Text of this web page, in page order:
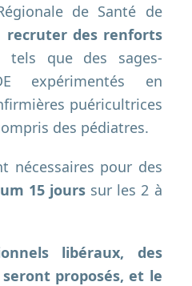
de Santé de
recruter des renforts
tels que des sages-
expérimentés en
puéricultrices
des pédiatres.
nécessaires pour des
15 jours sur les 2 à
libéraux, des
proposés, et le